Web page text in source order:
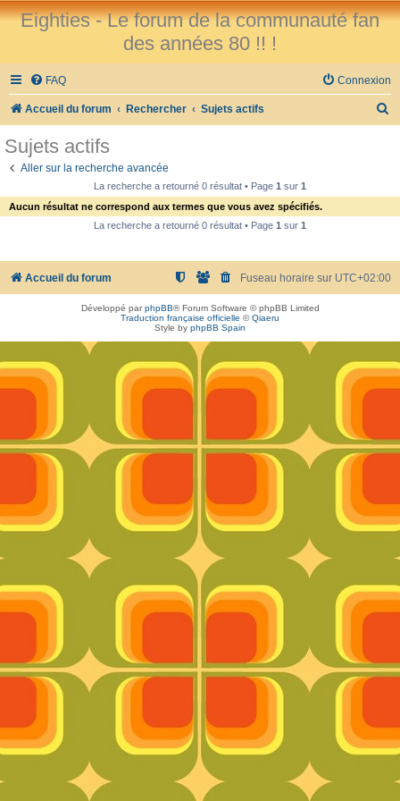
Eighties - Le forum de la communauté fan
des années 80 !! !
FAQ Connexion
Accueil du forum Rechercher Sujets actifs
e
Sujets actifs
Aller sur la recherche avancée
La recherche a retourné 0 résultat • Page 1 sur 1
Aucun résultat ne correspond aux termes que vous avez spécifiés.
La recherche a retourné 0 résultat • Page 1 sur 1
Accueil du forum Fuseau horaire sur UTC+02:00
Développé parphpBB® Forum Software © phpBB Limited
Traduction française officielle ©Qiaeru
Style by phpBB Spain